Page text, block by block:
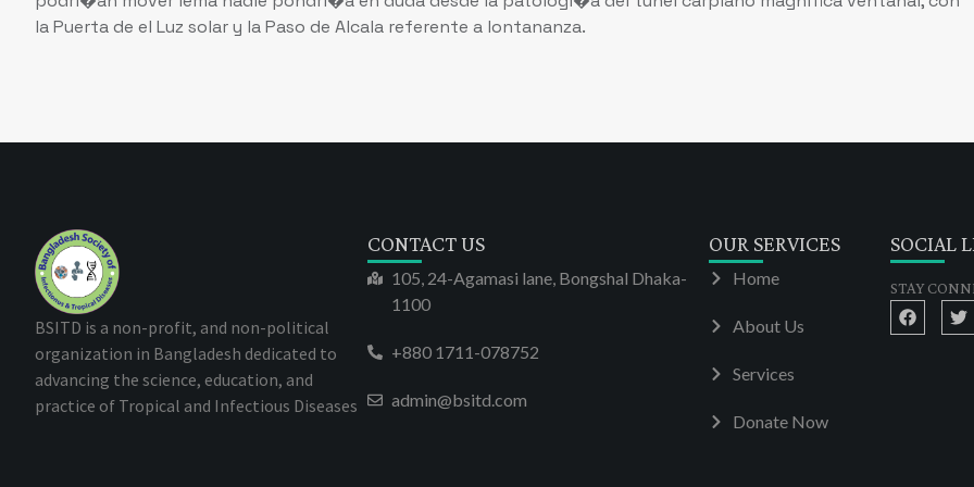
la Puerta de el Luz solar y la Paso de Alcala referente a lontananza.
BSITD is a non-profit, and non-political
organization in Bangladesh dedicated to
advancing the science, education, and
practice of Tropical and Infectious Diseases
CONTACT US
105, 24-Agamasi lane, Bongshal Dhaka-
1100
+880 1711-078752
admin@bsitd.com
OUR SERVICES
Home
About Us
Services
Donate Now
SOCIAL
STAY